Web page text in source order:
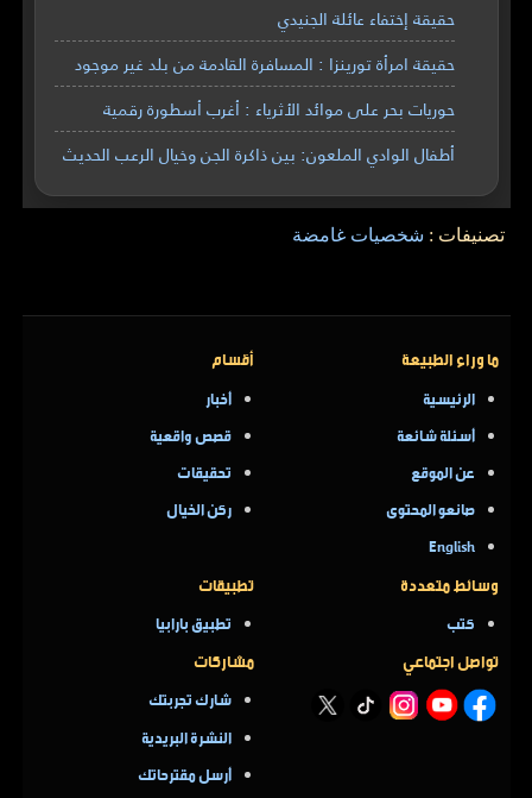
حقيقة إختفاء عائلة الجنيدي
حقيقة امرأة تورينزا : المسافرة القادمة من بلد غير موجود
حوريات بحر على موائد الأثرياء : أغرب أسطورة رقمية
أطفال الوادي الملعون: بين ذاكرة الجن وخيال الرعب الحديث
تصنيفات : شخصيات غامضة
ما وراء الطبيعة
الرئيسية
أسئلة شائعة
عن الموقع
صانعو المحتوى
English
أقسام
أخبار
قصص واقعية
تحقيقات
ركن الخيال
وسائط متعددة
كتب
تطبيقات
تطبيق بارابيا
تواصل اجتماعي مشاركات
شارك تجربتك
النشرة البريدية
أرسل مقترحاتك